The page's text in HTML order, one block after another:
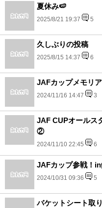
夏休み🍉
2025/8/21 19:37 5
久しぶりの投稿
2025/8/15 14:37 6
JAFカップメモリ
2024/11/16 14:47 3
JAF CUPオールス
②
2024/11/10 22:45 6
JAFカップ参戦！
2024/10/31 09:36 5
バケットシート取